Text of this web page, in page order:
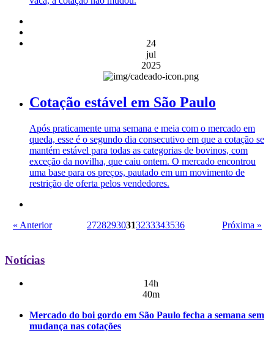
24
jul
2025
Cotação estável em São Paulo
Após praticamente uma semana e meia com o mercado em
queda, esse é o segundo dia consecutivo em que a cotação se
mantém estável para todas as categorias de bovinos, com
exceção da novilha, que caiu ontem. O mercado encontrou
uma base para os preços, pautado em um movimento de
restrição de oferta pelos vendedores.
« Anterior 27282930313233343536 Próxima »
Notícias
14h
40m
Mercado do boi gordo em São Paulo fecha a semana sem
mudança nas cotações